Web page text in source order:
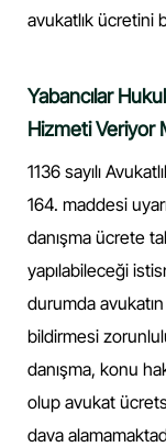
avukatlık ücretini
Yabancılar
Hizmeti Veriyor
1136 sayılı
164. maddesi
danışma ücrete
yapılabileceği
durumda
bildirmesi
danışma, konu
olup avukat
dava